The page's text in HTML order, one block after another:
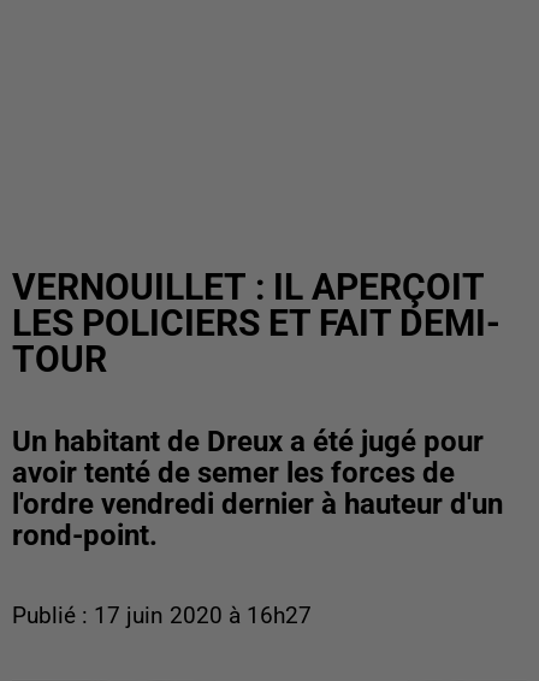
VERNOUILLET : IL APERÇOIT
LES POLICIERS ET FAIT DEMI-
TOUR
Un habitant de Dreux a été jugé pour
avoir tenté de semer les forces de
l'ordre vendredi dernier à hauteur d'un
rond-point.
Publié : 17 juin 2020 à 16h27